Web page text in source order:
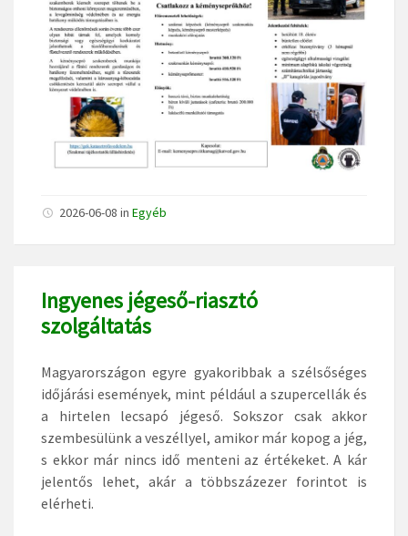
2026-06-08 in Egyéb
Ingyenes jégeső-riasztó
szolgáltatás
Magyarországon egyre gyakoribbak a szélsőséges
időjárási események, mint például a szupercellák és
a hirtelen lecsapó jégeső. Sokszor csak akkor
szembesülünk a veszéllyel, amikor már kopog a jég,
s ekkor már nincs idő menteni az értékeket. A kár
jelentős lehet, akár a többszázezer forintot is
elérheti.